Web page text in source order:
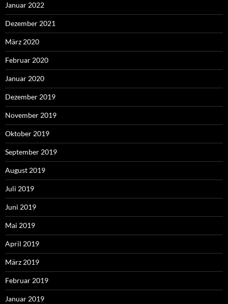
Januar 2022
Dezember 2021
März 2020
Februar 2020
Januar 2020
Dezember 2019
November 2019
Oktober 2019
September 2019
August 2019
Juli 2019
Juni 2019
Mai 2019
April 2019
März 2019
Februar 2019
Januar 2019